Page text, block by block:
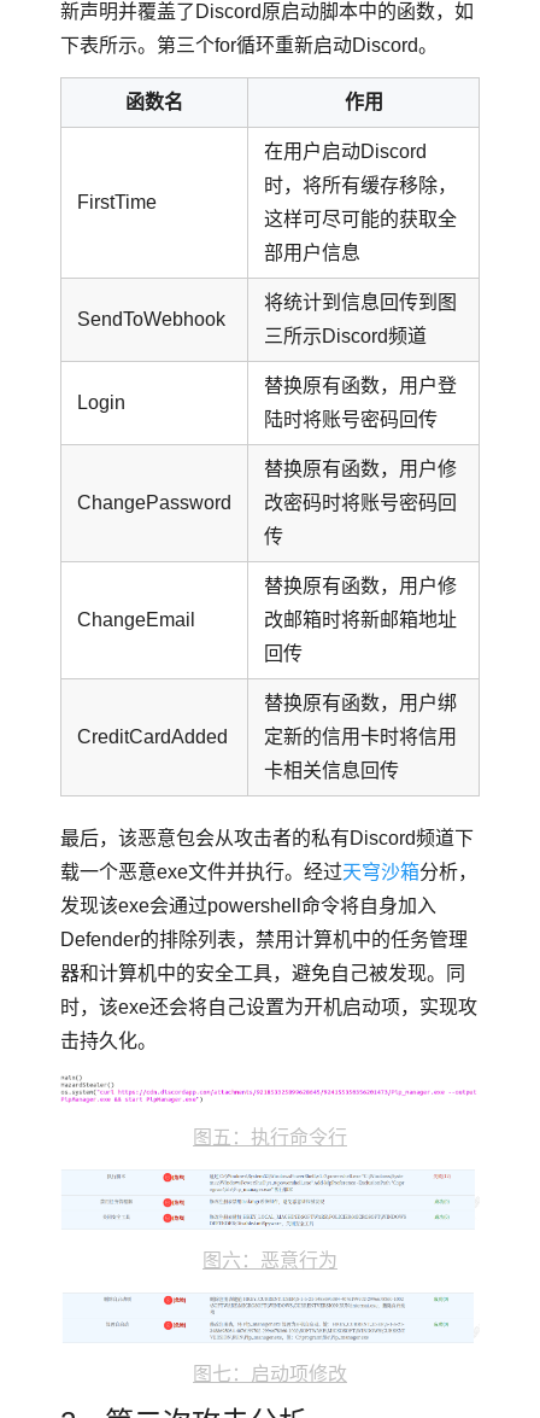
新声明并覆盖了Discord原启动脚本中的函数，如
下表所示。第三个for循环重新启动Discord。
函数名 作用
FirstTime
在用户启动Discord
时，将所有缓存移除，
这样可尽可能的获取全
部用户信息
SendToWebhook
将统计到信息回传到图
三所示Discord频道
Login
替换原有函数，用户登
陆时将账号密码回传
ChangePassword
替换原有函数，用户修
改密码时将账号密码回
传
ChangeEmail
替换原有函数，用户修
改邮箱时将新邮箱地址
回传
CreditCardAdded
替换原有函数，用户绑
定新的信用卡时将信用
卡相关信息回传
最后，该恶意包会从攻击者的私有Discord频道下
载一个恶意exe文件并执行。经过天穹沙箱分析，
发现该exe会通过powershell命令将自身加入
Defender的排除列表，禁用计算机中的任务管理
器和计算机中的安全工具，避免自己被发现。同
时，该exe还会将自己设置为开机启动项，实现攻
击持久化。
图五：执行命令行
图六：恶意行为
图七：启动项修改